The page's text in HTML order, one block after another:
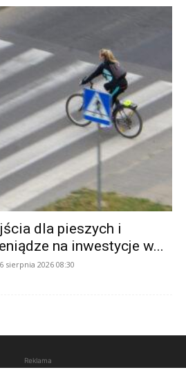
dla pieszych i
na inwestycje w...
6 sierpnia 2026 08:30
Reklama